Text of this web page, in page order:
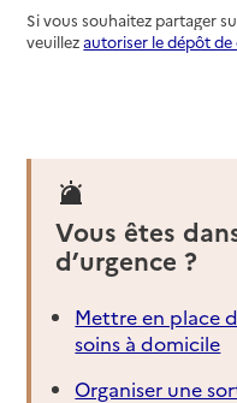
Si vous souhaitez partager
veuillezautoriser le dépôt de
Vous êtes
d’urgence ?
Mettre en place
soins à domicile
Organiser une